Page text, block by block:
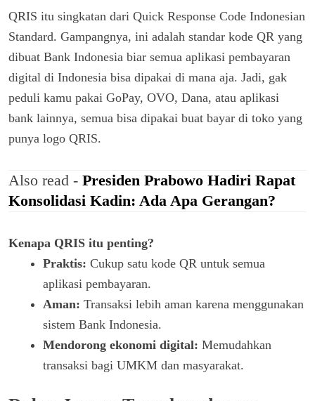
QRIS itu singkatan dari Quick Response Code Indonesian
Standard. Gampangnya, ini adalah standar kode QR yang
dibuat Bank Indonesia biar semua aplikasi pembayaran
digital di Indonesia bisa dipakai di mana aja. Jadi, gak
peduli kamu pakai GoPay, OVO, Dana, atau aplikasi
bank lainnya, semua bisa dipakai buat bayar di toko yang
punya logo QRIS.
Also read - Presiden Prabowo Hadiri Rapat
Konsolidasi Kadin: Ada Apa Gerangan?
Kenapa QRIS itu penting?
Praktis: Cukup satu kode QR untuk semua
aplikasi pembayaran.
Aman: Transaksi lebih aman karena menggunakan
sistem Bank Indonesia.
Mendorong ekonomi digital: Memudahkan
transaksi bagi UMKM dan masyarakat.